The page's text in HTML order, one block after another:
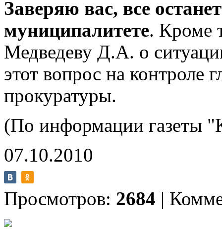
Заверяю вас, все
муниципалитете. Кроме
Медведеву Д.А. о
этот вопрос на контроле
прокуратуры.
(По информации газеты
07.10.2010
Просмотров: 2684 |